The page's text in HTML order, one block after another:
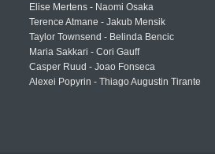
Elise Mertens - Naomi Osaka
Terence Atmane - Jakub Mensik
Taylor Townsend - Belinda Bencic
Maria Sakkari - Cori Gauff
Casper Ruud - Joao Fonseca
Alexei Popyrin - Thiago Augustin Tirante